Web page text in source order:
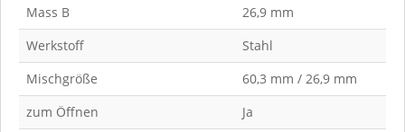
Mass B
26,9 mm
Werkstoff
Stahl
Mischgröße
60,3 mm / 26,9 mm
zum Öffnen
Ja